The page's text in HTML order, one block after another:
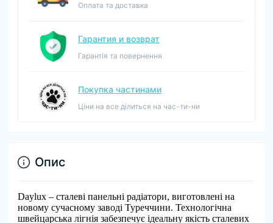
Оплата та доставка
Гарантия и возврат
Гарантія та повернення
Покупка частинами
Ціни на все ділиться на час-ти-ни
Опис
Daylux – сталеві панельні радіатори, виготовлені на
новому сучасному заводі Туреччини. Технологічна
швейцарська лігнія забезпечує ідеальну якість сталевих